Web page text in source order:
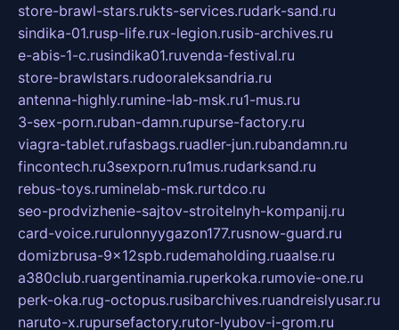
store-brawl-stars.rukts-services.rudark-sand.ru
sindika-01.rusp-life.rux-legion.rusib-archives.ru
e-abis-1-c.rusindika01.ruvenda-festival.ru
store-brawlstars.rudooraleksandria.ru
antenna-highly.rumine-lab-msk.ru1-mus.ru
3-sex-porn.ruban-damn.rupurse-factory.ru
viagra-tablet.rufasbags.ruadler-jun.rubandamn.ru
fincontech.ru3sexporn.ru1mus.rudarksand.ru
rebus-toys.ruminelab-msk.rurtdco.ru
seo-prodvizhenie-sajtov-stroitelnyh-kompanij.ru
card-voice.rurulonnyygazon177.rusnow-guard.ru
domizbrusa-9x12spb.rudemaholding.ruaalse.ru
a380club.ruargentinamia.ruperkoka.rumovie-one.ru
perk-oka.rug-octopus.rusibarchives.ruandreislyusar.ru
naruto-x.rupursefactory.rutor-lyubov-i-grom.ru